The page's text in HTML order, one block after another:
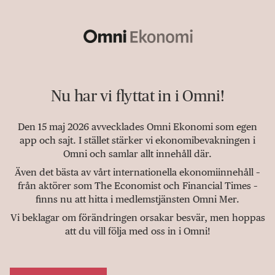
Nu har vi flyttat in i Omni!
Den 15 maj 2026 avvecklades Omni Ekonomi som egen
app och sajt. I stället stärker vi ekonomibevakningen i
Omni och samlar allt innehåll där.
Även det bästa av vårt internationella ekonomiinnehåll –
från aktörer som The Economist och Financial Times –
finns nu att hitta i medlemstjänsten Omni Mer.
Vi beklagar om förändringen orsakar besvär, men hoppas
att du vill följa med oss in i Omni!